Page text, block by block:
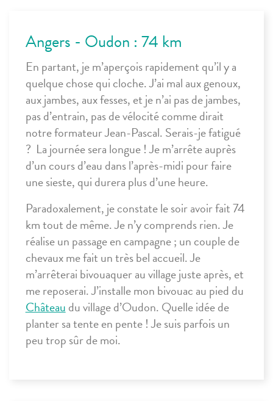
Angers - Oudon : 74 km
En partant, je m’aperçois rapidement qu’il y a
quelque chose qui cloche. J’ai mal aux genoux,
aux jambes, aux fesses, et je n’ai pas de jambes,
pas d’entrain, pas de vélocité comme dirait
notre formateur Jean-Pascal. Serais-je fatigué
? La journée sera longue ! Je m’arrête auprès
d’un cours d’eau dans l’après-midi pour faire
une sieste, qui durera plus d’une heure.
Paradoxalement, je constate le soir avoir fait 74
km tout de même. Je n’y comprends rien. Je
réalise un passage en campagne ; un couple de
chevaux me fait un très bel accueil. Je
m’arrêterai bivouaquer au village juste après, et
me reposerai. J’installe mon bivouac au pied du
Château du village d’Oudon. Quelle idée de
planter sa tente en pente ! Je suis parfois un
peu trop sûr de moi.